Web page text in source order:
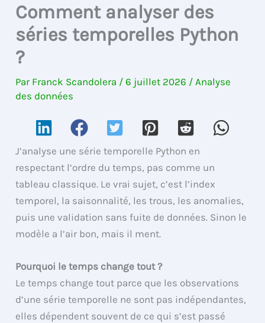
Comment analyser des
séries temporelles Python
?
Par Franck Scandolera /6 juillet 2026 / Analyse
des données
J’analyse une série temporelle Python en
respectant l’ordre du temps, pas comme un
tableau classique. Le vrai sujet, c’est l’index
temporel, la saisonnalité, les trous, les anomalies,
puis une validation sans fuite de données. Sinon le
modèle a l’air bon, mais il ment.
Pourquoi le temps change tout ?
Le temps change tout parce que les observations
d’une série temporelle ne sont pas indépendantes,
elles dépendent souvent de ce qui s’est passé